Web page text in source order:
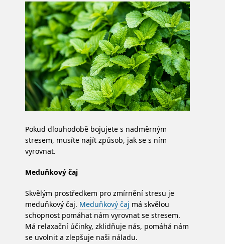
Pokud dlouhodobě bojujete s nadměrným
stresem, musíte najít způsob, jak se s ním
vyrovnat.
Meduňkový čaj
Skvělým prostředkem pro zmírnění stresu je
meduňkový čaj. Meduňkový čaj má skvělou
schopnost pomáhat nám vyrovnat se stresem.
Má relaxační účinky, zklidňuje nás, pomáhá nám
se uvolnit a zlepšuje naši náladu.